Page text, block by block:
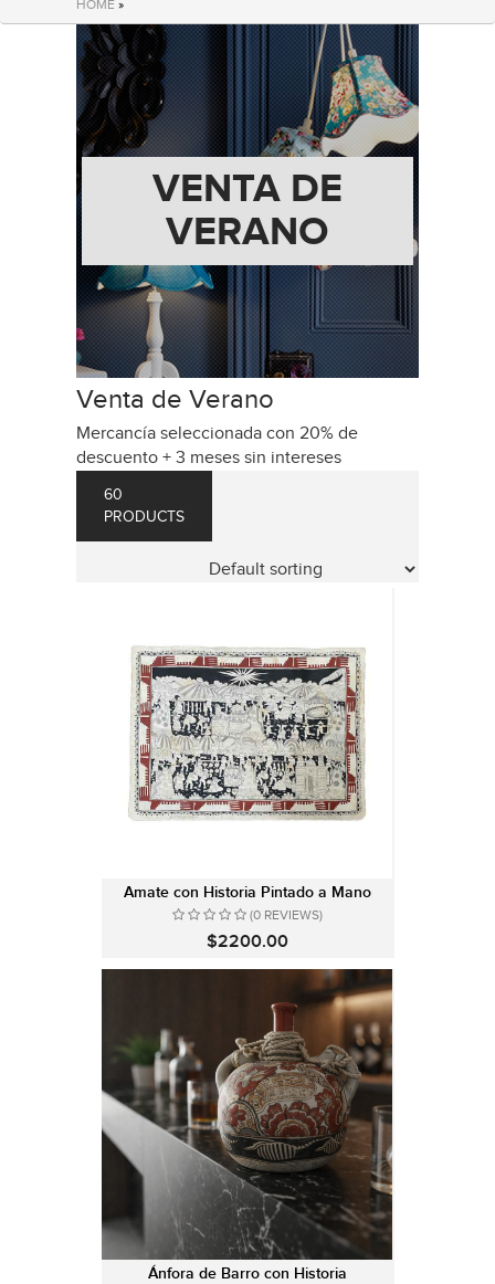
HOME »
VENTA DE
VERANO
Venta de Verano
Mercancía seleccionada con 20% de
descuento + 3 meses sin intereses
60
PRODUCTS
Amate con Historia Pintado a Mano
(0 REVIEWS)
$2200.00
Ánfora de Barro con Historia